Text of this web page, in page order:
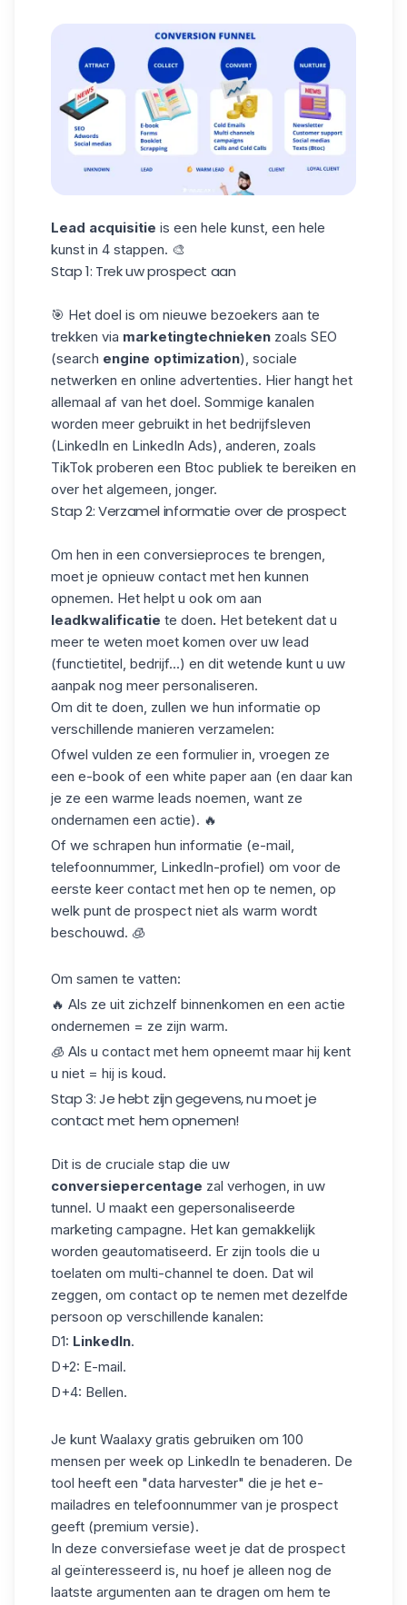
Lead acquisitie is een hele kunst, een hele
kunst in 4 stappen. 🎨
Stap 1: Trek uw prospect aan
🎯 Het doel is om nieuwe bezoekers aan te
trekken via marketingtechnieken zoals SEO
(search engine optimization), sociale
netwerken en online advertenties. Hier hangt het
allemaal af van het doel. Sommige kanalen
worden meer gebruikt in het bedrijfsleven
(LinkedIn en LinkedIn Ads), anderen, zoals
TikTok proberen een Btoc publiek te bereiken en
over het algemeen, jonger.
Stap 2: Verzamel informatie over de prospect
Om hen in een conversieproces te brengen,
moet je opnieuw contact met hen kunnen
opnemen. Het helpt u ook om aan
leadkwalificatie te doen. Het betekent dat u
meer te weten moet komen over uw lead
(functietitel, bedrijf...) en dit wetende kunt u uw
aanpak nog meer personaliseren.
Om dit te doen, zullen we hun informatie op
verschillende manieren verzamelen:
Ofwel vulden ze een formulier in, vroegen ze
een e-book of een white paper aan (en daar kan
je ze een warme leads noemen, want ze
ondernamen een actie). 🔥
Of we schrapen hun informatie (e-mail,
telefoonnummer, LinkedIn-profiel) om voor de
eerste keer contact met hen op te nemen, op
welk punt de prospect niet als warm wordt
beschouwd. 🧊
Om samen te vatten:
🔥 Als ze uit zichzelf binnenkomen en een actie
ondernemen = ze zijn warm.
🧊 Als u contact met hem opneemt maar hij kent
u niet = hij is koud.
Stap 3: Je hebt zijn gegevens, nu moet je
contact met hem opnemen!
Dit is de cruciale stap die uw
conversiepercentage zal verhogen, in uw
tunnel. U maakt een gepersonaliseerde
marketing campagne. Het kan gemakkelijk
worden geautomatiseerd. Er zijn tools die u
toelaten om multi-channel te doen. Dat wil
zeggen, om contact op te nemen met dezelfde
persoon op verschillende kanalen:
D1: LinkedIn.
D+2: E-mail.
D+4: Bellen.
Je kunt Waalaxy gratis gebruiken om 100
mensen per week op LinkedIn te benaderen. De
tool heeft een "data harvester" die je het e-
mailadres en telefoonnummer van je prospect
geeft (premium versie).
In deze conversiefase weet je dat de prospect
al geïnteresseerd is, nu hoef je alleen nog de
laatste argumenten aan te dragen om hem te